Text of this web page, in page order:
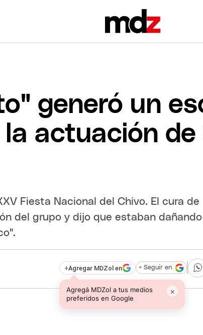
generó un
actuación de
Fiesta Nacional del Chivo. El cura de
del grupo y dijo que estaban
+Agregar MDZol en
Agregá MDZol a tus medios
preferidos en Google
×
+ Seguir en